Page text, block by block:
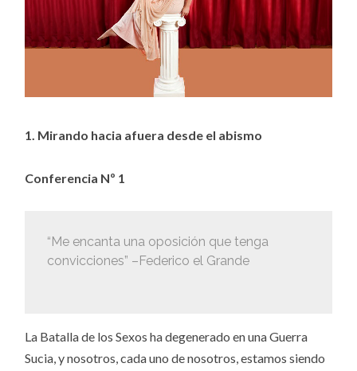
1. Mirando hacia afuera desde el abismo
Conferencia Nº 1
“Me encanta una oposición que tenga
convicciones” –Federico el Grande
La Batalla de los Sexos ha degenerado en una Guerra
Sucia, y nosotros, cada uno de nosotros, estamos siendo